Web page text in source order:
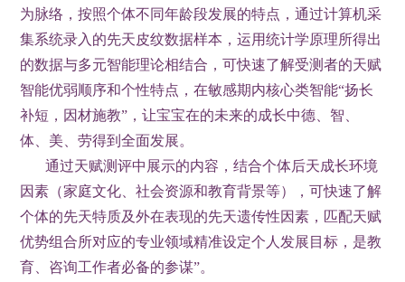
为脉络，按照个体不同年龄段发展的特点，通过计算机采
集系统录入的先天皮纹数据样本，运用统计学原理所得出
的数据与多元智能理论相结合，可快速了解受测者的天赋
智能优弱顺序和个性特点，在敏感期内核心类智能“扬长
补短，因材施教”，让宝宝在的未来的成长中德、智、
体、美、劳得到全面发展。
通过天赋测评中展示的内容，结合个体后天成长环境
因素（家庭文化、社会资源和教育背景等），可快速了解
个体的先天特质及外在表现的先天遗传性因素，匹配天赋
优势组合所对应的专业领域精准设定个人发展目标， 是教
育、咨询工作者必备的参谋”。